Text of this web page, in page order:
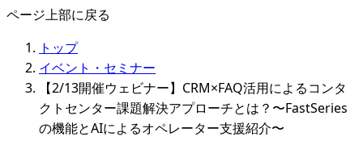
ページ上部に戻る
トップ
イベント・セミナー
【2/13開催ウェビナー】CRM×FAQ活用によるコンタ
クトセンター課題解決アプローチとは？〜FastSeries
の機能とAIによるオペレーター支援紹介〜